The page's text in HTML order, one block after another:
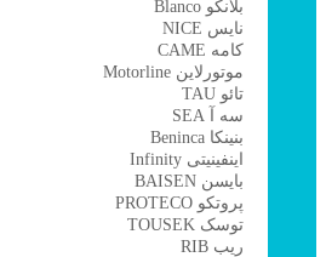
بلانکو Blanco
نایس NICE
کامه CAME
موتورلاین Motorline
تائو TAU
سه آ SEA
بنینکا Beninca
اینفینیتی Infinity
بایسن BAISEN
پروتکو PROTECO
توسک TOUSEK
ریب RIB